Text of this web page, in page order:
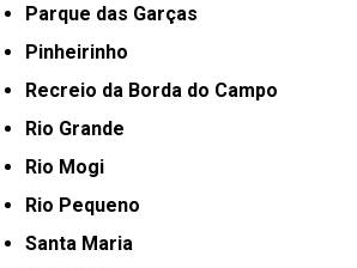
Parque das Garças
Pinheirinho
Recreio da Borda do Campo
Rio Grande
Rio Mogi
Rio Pequeno
Santa Maria